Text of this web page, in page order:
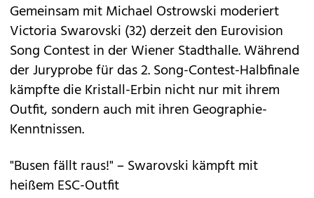
Gemeinsam mit Michael Ostrowski moderiert
Victoria Swarovski (32) derzeit den Eurovision
Song Contest in der Wiener Stadthalle. Während
der Juryprobe für das 2. Song-Contest-Halbfinale
kämpfte die Kristall-Erbin nicht nur mit ihrem
Outfit, sondern auch mit ihren Geographie-
Kenntnissen.
"Busen fällt raus!" – Swarovski kämpft mit
heißem ESC-Outfit